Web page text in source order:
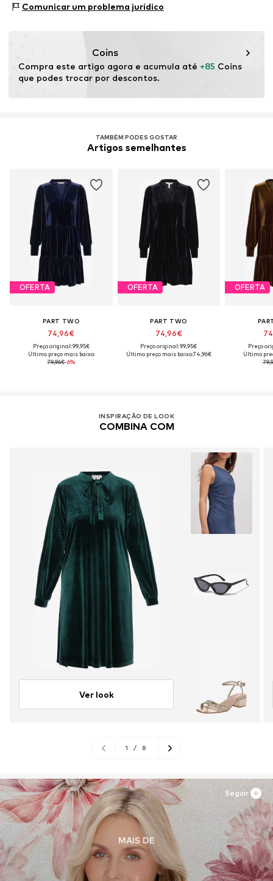
22529 Hamburg
Comunicar um problema jurídico
Coins
Compra este artigo agora e acumula até +85 Coins
que podes trocar por descontos.
TAMBÉM PODES GOSTAR
Artigos semelhantes
OFERTA
PART TWO
74,96€
Preço original: 99,95€
Último preço mais baixo:
79,96€-6%
OFERTA
PART TWO
74,96€
Preço original: 99,95€
Último preço mais baixo:74,96€
OFERTA
Preço
Último
INSPIRAÇÃO DE LOOK
COMBINA COM
Ver look
1 / 8
MAIS DE
Seguir